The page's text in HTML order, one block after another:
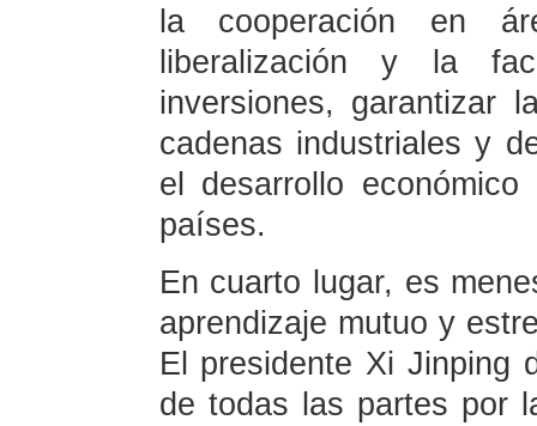
la cooperación en
liberalización y la
inversiones, garantizar
cadenas industriales y
el desarrollo
países.
En cuarto lugar, es
aprendizaje mutuo y
El presidente Xi Jinping
de todas las partes por